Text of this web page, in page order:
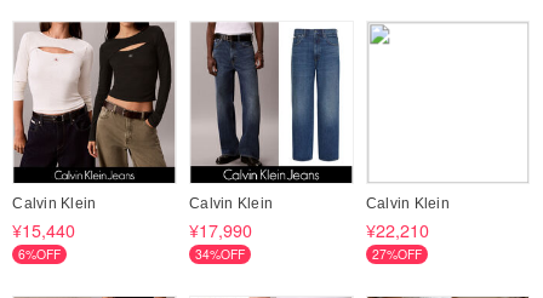
Calvin Klein
¥15,440
6%OFF
Calvin Klein
¥17,990
34%OFF
Calvin Klein
¥22,210
27%OFF